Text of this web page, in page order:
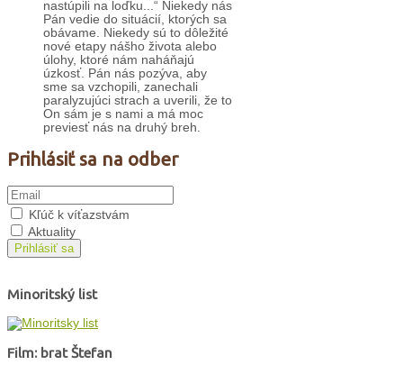
nastúpili na loďku...“ Niekedy nás
Pán vedie do situácií, ktorých sa
obávame. Niekedy sú to dôležité
nové etapy nášho života alebo
úlohy, ktoré nám naháňajú
úzkosť. Pán nás pozýva, aby
sme sa vzchopili, zanechali
paralyzujúci strach a uverili, že to
On sám je s nami a má moc
previesť nás na druhý breh.
Prihlásiť sa na odber
Kľúč k víťazstvám
Aktuality
Prihlásiť sa
Minoritský list
Film: brat Štefan